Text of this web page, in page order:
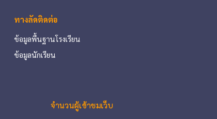
ทางลัดติดต่อ
ข้อมูลพื้นฐานโรงเรียน
ข้อมูลนักเรียน
จำนวนผู้เข้าชมเว็บ